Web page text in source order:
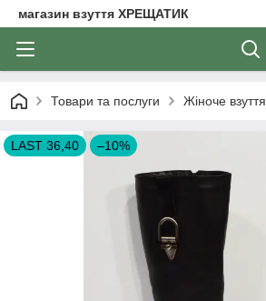
магазин взуття ХРЕЩАТИК
Товари та послуги Жіноче взуття
LAST 36,40 –10%